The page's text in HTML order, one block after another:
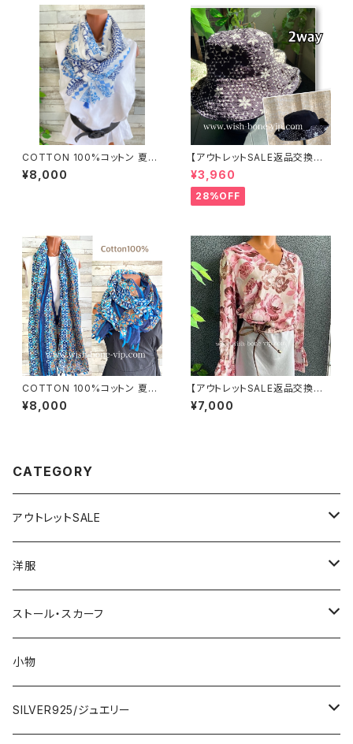
COTTON 100%コットン 夏の
ストール インポート大判・ロング
ストール・通気性・肌触り良いス
¥8,000
【アウトレットSALE返品交換不
可8/20まで】ワッフル立体フラワ
ー＆無地 2way リバーシブルハ
ット・ワイヤー入り変形ハット・フ
ラワー帽子【ブラック】
¥3,960
28%OFF
COTTON 100%コットン 夏の
ストール インポート大判・ロング
ストール・通気性・肌触り良いス
¥8,000
【アウトレットSALE返品交換不
可8/20まで】イタリア製トップス
｜ Made in ITALY｜フリル長
¥7,000
CATEGORY
アウトレットSALE
1000円
2000円
3000円
5000円
洋服
インポートワンピース
ロング・マキシ
ひざ・ミディ
トップス・カーディガン・アウター
カーディガン
スカート・パンツ
ストール・スカーフ
大判ストール・ロングスカーフ
小さめスカーフ
小物
SILVER925/ジュエリー